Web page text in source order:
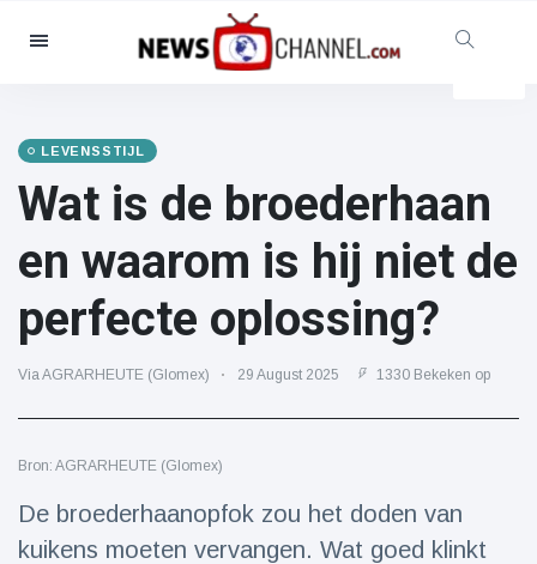
Categorieën
Maatschappelijk & Leuk
Bioscoop & TV
(81)
Beroemdheden
(13938)
Mode & Schoonheid
(122)
(79)
Levensstijl
Gezondheid & Fitness
(73)
Reizen & Avontuur
(77)
LEVENSSTIJL
Wat is de broederhaan
en waarom is hij niet de
perfecte oplossing?
Via AGRARHEUTE (Glomex) 29 August 2025 1330 Bekeken op
Bron: AGRARHEUTE (Glomex)
De broederhaanopfok zou het doden van
kuikens moeten vervangen. Wat goed klinkt